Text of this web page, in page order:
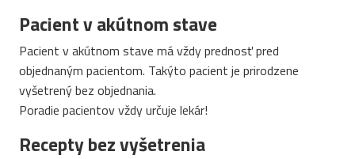
Pacient v akútnom stave
Pacient v akútnom stave má vždy prednosť pred
objednaným pacientom. Takýto pacient je prirodzene
vyšetrený bez objednania.
Poradie pacientov vždy určuje lekár!
Recepty bez vyšetrenia